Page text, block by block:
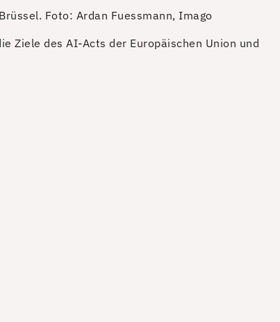
Foto: Ardan Fuessmann, Imago
Ziele des AI-Acts der Europäischen Union und